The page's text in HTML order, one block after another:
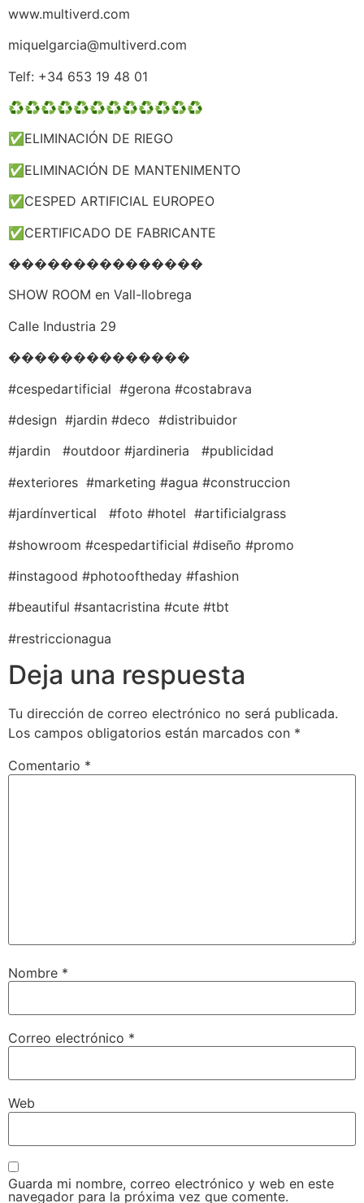
www.multiverd.com
miquelgarcia@multiverd.com
Telf: +34 653 19 48 01
♻️♻️♻️♻️♻️♻️♻️♻️♻️♻️♻️♻️
✅ELIMINACIÓN DE RIEGO
✅ELIMINACIÓN DE MANTENIMENTO
✅CESPED ARTIFICIAL EUROPEO
✅CERTIFICADO DE FABRICANTE
���������������
SHOW ROOM en Vall-llobrega
Calle Industria 29
��������������
#cespedartificial #gerona #costabrava
#design #jardin #deco #distribuidor
#jardin #outdoor #jardineria #publicidad
#exteriores #marketing #agua #construccion
#jardínvertical #foto #hotel #artificialgrass
#showroom #cespedartificial #diseño #promo
#instagood #photooftheday #fashion
#beautiful #santacristina #cute #tbt
#restriccionagua
Deja una respuesta
Tu dirección de correo electrónico no será publicada.
Los campos obligatorios están marcados con *
Comentario *
Nombre *
Correo electrónico *
Web
Guarda mi nombre, correo electrónico y web en este
navegador para la próxima vez que comente.